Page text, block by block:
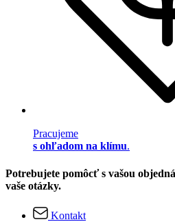
Pracujeme
s ohľadom na klímu.
Potrebujete pomôcť s vašou
vaše otázky.
Kontakt